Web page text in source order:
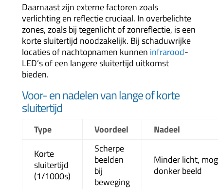
Daarnaast zijn externe factoren zoals
verlichting en reflectie cruciaal. In overbelichte
zones, zoals bij tegenlicht of zonreflectie, is een
korte sluitertijd noodzakelijk. Bij schaduwrijke
locaties of nachtopnamen kunnen infrarood-
LED’s of een langere sluitertijd uitkomst
bieden.
Voor- en nadelen van lange of korte
sluitertijd
Type Voordeel
Nadeel
Korte
sluitertijd
(1/1000s)
Scherpe
beelden
bij
beweging
Minder licht,
donker beeld